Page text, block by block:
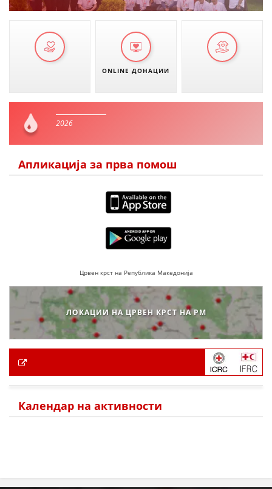
ONLINE ДОНАЦИИ
2026
Апликација за прва помош
Црвен крст на Република Македонија
ЛОКАЦИИ НА ЦРВЕН КРСТ НА РМ
Календар на активности